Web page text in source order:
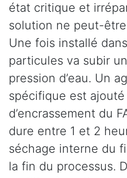
état critique et
solution ne peut-
Une fois installé
particules va subir
pression d’eau. Un
spécifique est
d’encrassement du
dure entre 1 et 2
séchage interne du
la fin du processus.